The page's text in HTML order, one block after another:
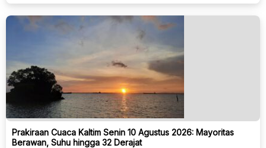
Prakiraan Cuaca Kaltim Senin 10 Agustus 2026: Mayoritas
Berawan, Suhu hingga 32 Derajat